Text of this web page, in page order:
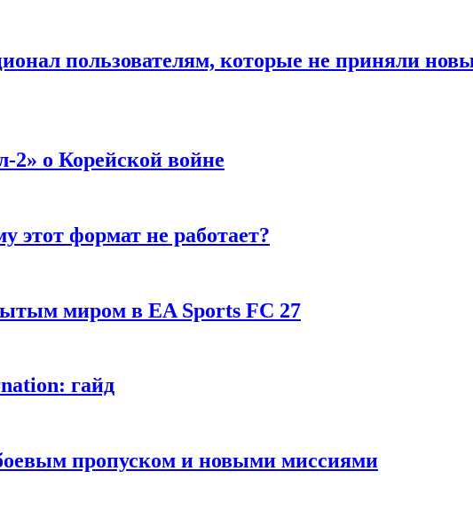
пользователям, которые не приняли
о Корейской войне
этот формат не работает?
миром в EA Sports FC 27
гайд
пропуском и новыми миссиями